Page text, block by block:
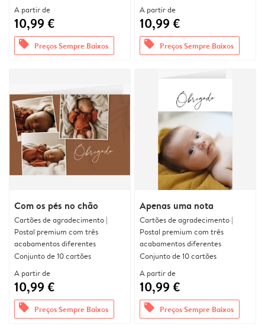
A partir de
10,99 €
offers Preços Sempre Baixos
A partir de
10,99 €
offers Preços Sempre Baixos
Com os pés no chão
Cartões de agradecimento |
Postal premium com três
acabamentos diferentes
Conjunto de 10 cartões
A partir de
10,99 €
offers Preços Sempre Baixos
Apenas uma nota
Cartões de agradecimento |
Postal premium com três
acabamentos diferentes
Conjunto de 10 cartões
A partir de
10,99 €
offers Preços Sempre Baixos